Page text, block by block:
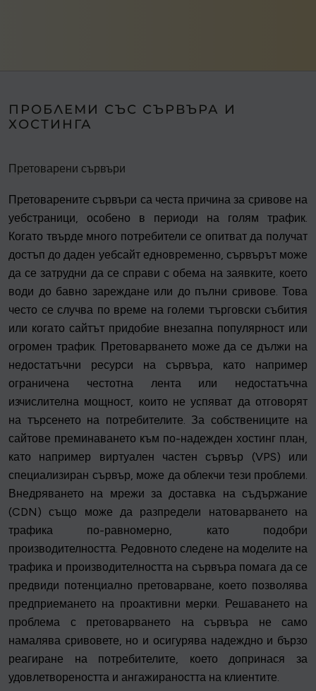
ПРОБЛЕМИ СЪС СЪРВЪРА И
ХОСТИНГА
Претоварени сървъри
Претоварените сървъри са честа причина за сривове на
уебстраници, особено в периоди на голям трафик.
Когато твърде много потребители се опитват да получат
достъп до даден уебсайт едновременно, сървърът може
да се затрудни да се справи с обема на заявките, което
води до бавно зареждане или до пълни сривове. Това
често се случва по време на големи търговски събития
или когато сайтът придобие внезапна популярност или
огромен трафик. Претоварването може да се дължи на
недостатъчни ресурси на сървъра, като например
ограничена честотна лента или недостатъчна
изчислителна мощност, които не успяват да отговорят
на търсенето на потребителите. За собствениците на
сайтове преминаването към по-надежден хостинг план,
като например виртуален частен сървър (VPS) или
специализиран сървър, може да облекчи тези проблеми.
Внедряването на мрежи за доставка на съдържание
(CDN) също може да разпредели натоварването на
трафика по-равномерно, като подобри
производителността. Редовното следене на моделите на
трафика и производителността на сървъра помага да се
предвиди потенциално претоварване, което позволява
предприемането на проактивни мерки. Решаването на
проблема с претоварването на сървъра не само
намалява сривовете, но и осигурява надеждно и бързо
реагиране на потребителите, което допринася за
удовлетвореността и ангажираността на клиентите.